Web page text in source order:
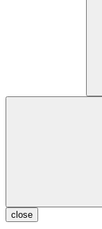
close